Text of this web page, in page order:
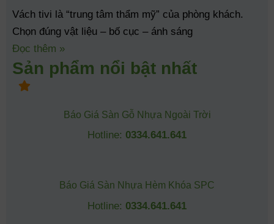
Vách tivi là “trung tâm thẩm mỹ” của phòng khách.
Chọn đúng vật liệu – bố cục – ánh sáng
Đọc thêm »
Sản phẩm nổi bật nhất
Báo Giá Sàn Gỗ Nhựa Ngoài Trời
Hotline: 0334.641.641
Báo Giá Sàn Nhựa Hèm Khóa SPC
Hotline: 0334.641.641